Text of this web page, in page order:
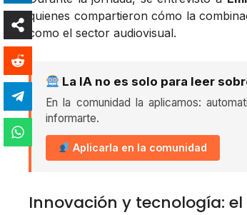
quienes compartieron cómo la
como el sector audiovisual.
La IA no es solo para leer
En la comunidad la aplicamos:
informarte.
Aplicarla en la comunidad
Innovación y tecnología: